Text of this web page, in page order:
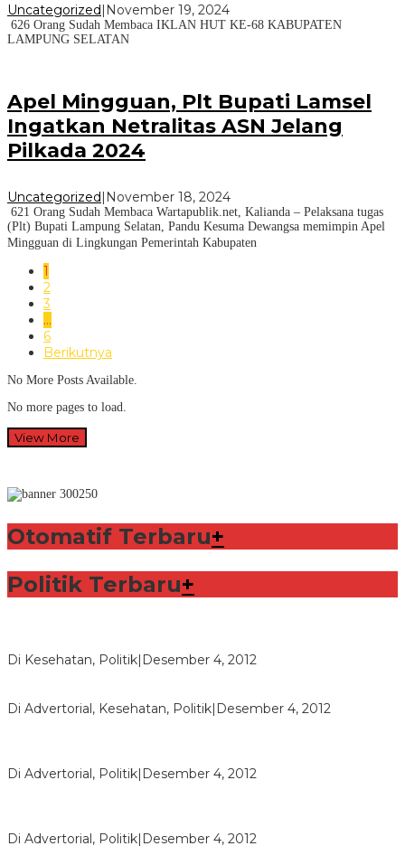
Uncategorized| November 19, 2024
626 Orang Sudah Membaca IKLAN HUT KE-68 KABUPATEN
LAMPUNG SELATAN
Apel Mingguan, Plt Bupati Lamsel
Ingatkan Netralitas ASN Jelang
Pilkada 2024
Uncategorized November 18, 2024
621 Orang Sudah Membaca Wartapublik.net, Kalianda – Pelaksana tugas
(Plt) Bupati Lampung Selatan, Pandu Kesuma Dewangsa memimpin Apel
Mingguan di Lingkungan Pemerintah Kabupaten
1
2
3
…
6
Berikutnya
No More Posts Available.
No more pages to load.
View More
Otomatif Terbaru+
Politik Terbaru+
Di Kesehatan, Politik Desember 4, 2012
Di Advertorial, Kesehatan, Politik Desember 4, 2012
Di Advertorial, Politik Desember 4, 2012
Di Advertorial, Politik Desember 4, 2012